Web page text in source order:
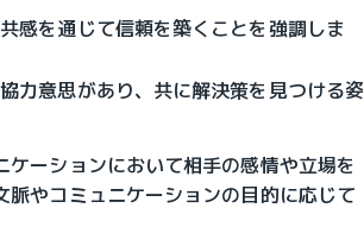
感を通じて信頼を築くことを強調しま
力意思があり、共に解決策を見つける姿
ーションにおいて相手の感情や立場を
やコミュニケーションの目的に応じて